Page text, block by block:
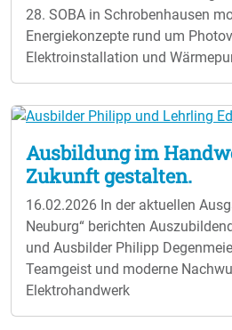
28. SOBA in Schrobenhausen
Energiekonzepte rund um
Elektroinstallation und
Ausbildung im
Zukunft gestalten.
16.02.2026 In der aktuellen
Neuburg“ berichten
und Ausbilder Philipp
Teamgeist und moderne
Elektrohandwerk